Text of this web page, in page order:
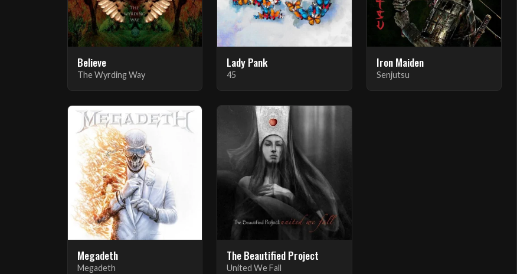
Believe
The Wyrding Way
Lady Pank
45
Iron Maiden
Senjutsu
Megadeth
Megadeth
The Beautified Project
United We Fall